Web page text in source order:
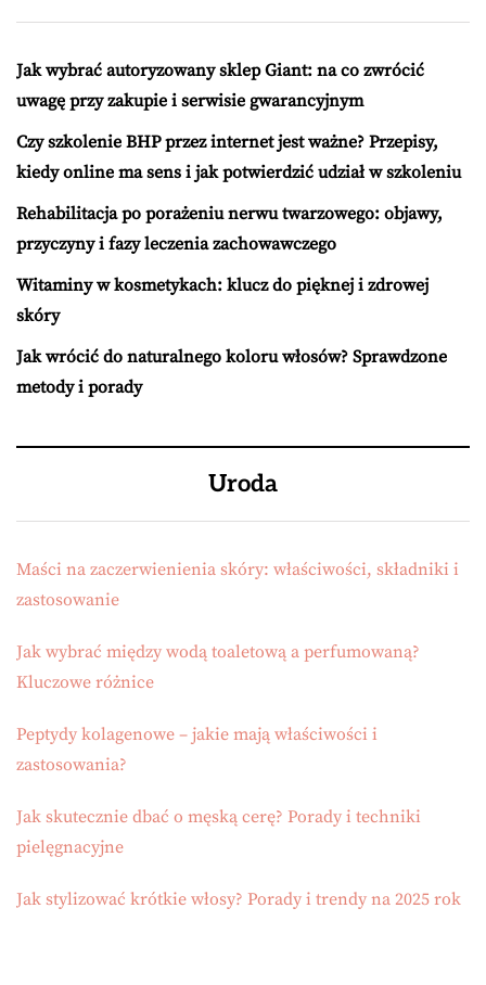
Jak wybrać autoryzowany sklep Giant: na co zwrócić
uwagę przy zakupie i serwisie gwarancyjnym
Czy szkolenie BHP przez internet jest ważne? Przepisy,
kiedy online ma sens i jak potwierdzić udział w szkoleniu
Rehabilitacja po porażeniu nerwu twarzowego: objawy,
przyczyny i fazy leczenia zachowawczego
Witaminy w kosmetykach: klucz do pięknej i zdrowej
skóry
Jak wrócić do naturalnego koloru włosów? Sprawdzone
metody i porady
Uroda
Maści na zaczerwienienia skóry: właściwości, składniki i
zastosowanie
Jak wybrać między wodą toaletową a perfumowaną?
Kluczowe różnice
Peptydy kolagenowe – jakie mają właściwości i
zastosowania?
Jak skutecznie dbać o męską cerę? Porady i techniki
pielęgnacyjne
Jak stylizować krótkie włosy? Porady i trendy na 2025 rok